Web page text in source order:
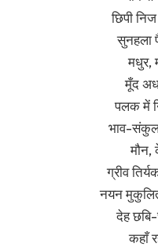
छिपी
सुनहला
मधुर,
मूँद
पलक में
भाव-
मौन,
ग्रीव
नयन
देह छबि-
कहाँ